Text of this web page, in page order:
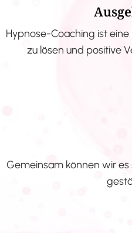
Hypnose-Coaching ist
zu lösen und positive
Gemeinsam können wir